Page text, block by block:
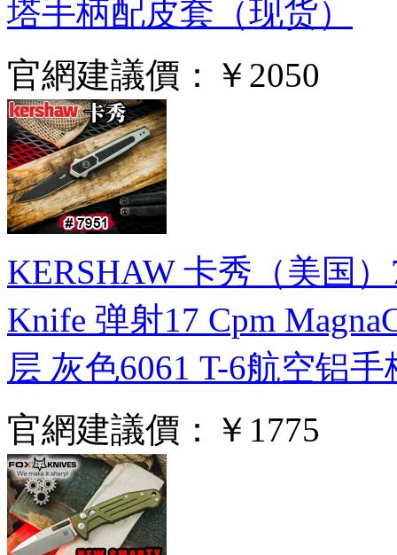
塔手柄配皮套（现货）
官網建議價：
￥2050
KERSHAW 卡秀（美国
Knife 弹射17 Cpm
层 灰色6061 T-6航空铝
官網建議價：
￥1775